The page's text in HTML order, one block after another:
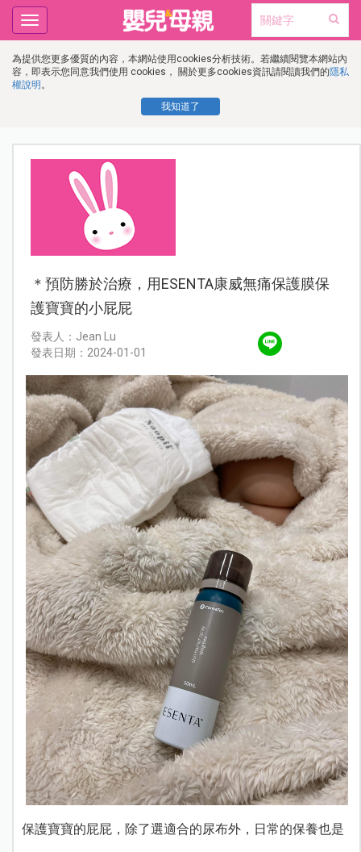
為提供您更多優質的內容，本網站使用cookies分析技術。若繼續閱覽本網站內
容，即表示您同意我們使用 cookies， 關於更多cookies資訊請閱讀我們的隱私
權說明 。
我知道了
Toggle
navigation
＊預防勝於治療，用ESENTA康威無痛保護膜保
護寶寶的小屁屁
發表人：Jean Lu
發表日期：2024-01-01
保護寶寶的屁屁，除了選適合的尿布外，日常的保養也是